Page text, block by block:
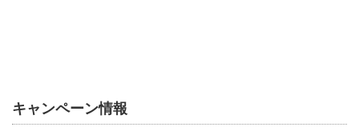
キャンペーン情報